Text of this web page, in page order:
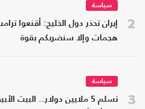
2
سياسة
إيران تحذر دول الخليج: أقنعوا
هجمات وإلا سنضربكم بقوة
3
سياسة
تسلم 5 ملايين دولار.. البيت